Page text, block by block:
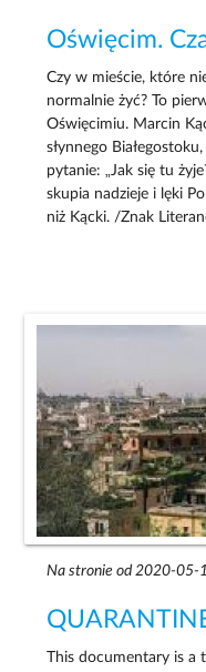
Oświęcim.
Czy w mieście, które
normalnie żyć? To
Oświęcimiu. Marcin
słynnego
pytanie: „Jak się tu
skupia nadzieje i lęki
niż Kącki. /Znak
Na stronie od 2020-05-
This documentary is a